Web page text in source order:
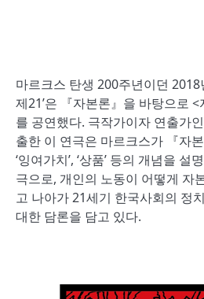
마르크스 탄생 200주년이던 2018
제21’은 『자본론』을 바탕으로
를 공연했다. 극작가이자 연출가
출한 이 연극은 마르크스가 『자
‘잉여가치’, ‘상품’ 등의 개념을
극으로, 개인의 노동이 어떻게 자
고 나아가 21세기 한국사회의 정
대한 담론을 담고 있다.